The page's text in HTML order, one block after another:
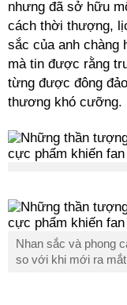
nhưng đã sở hữu
cách thời thượng,
sắc của anh chàng
mà tin được rằng
từng được đông
thương khó cưỡng.
Nhan sắc và phong
so với khi mới ra